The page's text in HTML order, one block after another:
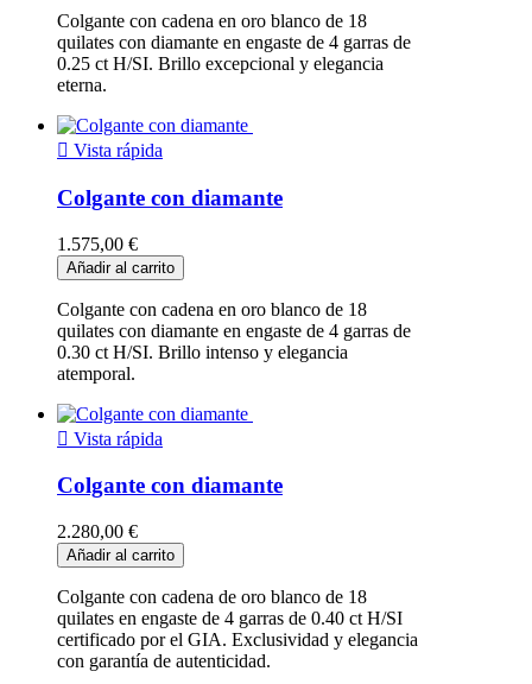
Colgante con cadena en oro blanco de 18
quilates con diamante en engaste de 4 garras de
0.25 ct H/SI. Brillo excepcional y elegancia
eterna.
 Vista rápida
Colgante con diamante
1.575,00 €
Añadir al carrito
Colgante con cadena en oro blanco de 18
quilates con diamante en engaste de 4 garras de
0.30 ct H/SI. Brillo intenso y elegancia
atemporal.
 Vista rápida
Colgante con diamante
2.280,00 €
Añadir al carrito
Colgante con cadena de oro blanco de 18
quilates en engaste de 4 garras de 0.40 ct H/SI
certificado por el GIA. Exclusividad y elegancia
con garantía de autenticidad.